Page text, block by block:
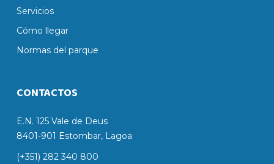
Servicios
Cómo llegar
Normas del parque
CONTACTOS
E.N. 125 Vale de Deus
8401-901 Estombar, Lagoa
(+351) 282 340 800